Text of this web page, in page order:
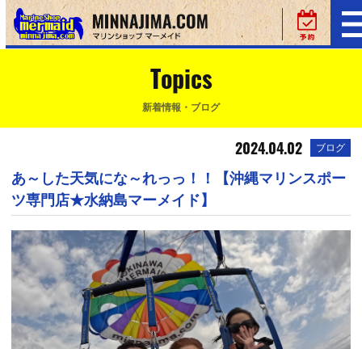
Topics
新着情報・ブログ
2024.04.02 ブログ
あ～した天気にな～れっっ！！【沖縄マリンスポー
ツ専門店★水納島マーメイド】